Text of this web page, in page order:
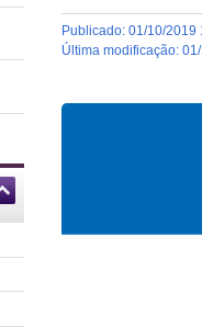
publicado:01/10/2019
última modificação: